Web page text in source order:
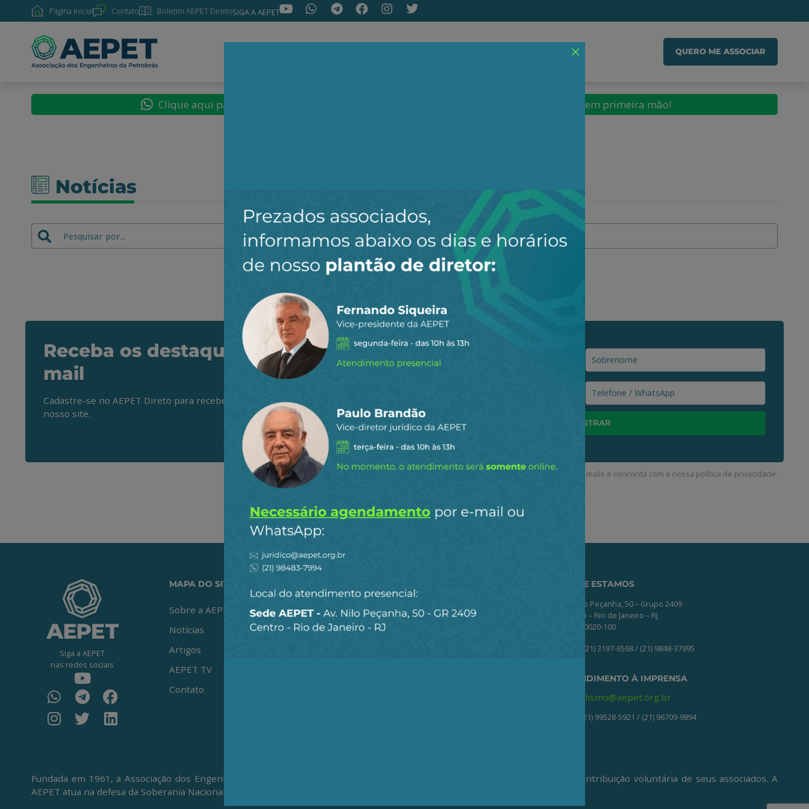
Página inicial Contato Boletim AEPET DiretoSIGA A AEPET
QUERO ME ASSOCIAR
Clique aqui para seguir o novo canal da AEPET no WhatsApp e receber nossos conteúdos em primeira mão!
Notícias
Nenhuma notícia encontrada.
Receba os destaques do dia por e-
mail
Cadastre-se no AEPET Direto para receber os principais conteúdos publicados em
nosso site.
Ao clicar em “Cadastrar” você aceita receber nossos e-mails e concorda com a nossa política de privacidade.
Siga a AEPET
nas redes sociais
MAPA DO SITE
Sobre a AEPET
Notícias
Artigos
AEPET TV
Contato
Clique no botão abaixo para enviar as
ONDE ESTAMOS
Av. Nilo Peçanha, 50 – Grupo 2409
Centro – Rio de Janeiro – RJ
CEP: 20020-100
(21) 3197-6568 / (21) 9848-37995
ATENDIMENTO À IMPRENSA
jornalismo@aepet.org.br
(21) 99528-5921 / (21) 96709-9894
Fundada em 1961, a Associação dos Engenheiros da Petrobrás (AEPET) é uma sociedade sem fins lucrativos, que vive da contribuição voluntária de seus associados. A
AEPET atua na defesa da Soberania Nacional, da Petrobrás e de seu Corpo Técnico.